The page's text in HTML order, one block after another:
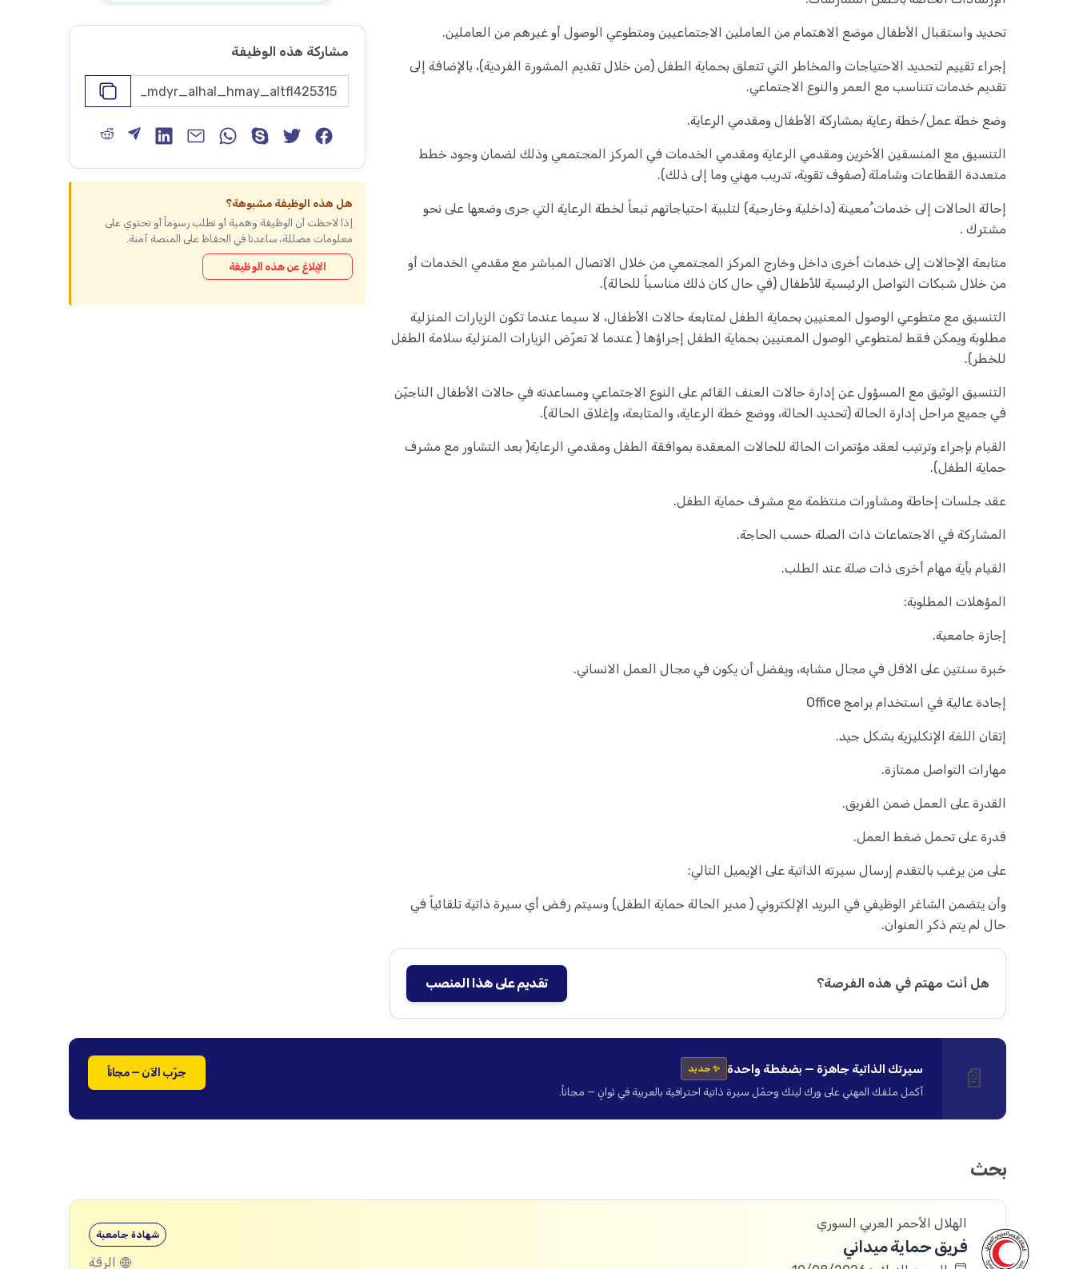
تحديد واستقبال الأطفال موضع الاهتمام من العاملين الاجتماعيين ومتطوعي الوصول أو غيرهم من العاملين.
إجراء تقييم لتحديد الاحتياجات والمخاطر التي تتعلق بحماية الطفل (من خلال تقديم المشورة الفردية)، بالإضافة إلى
تقديم خدمات تتناسب مع العمر والنوع الاجتماعي.
وضع خطة عمل/خطة رعاية بمشاركة الأطفال ومقدمي الرعاية.
التنسيق مع المنسقين الأخرين ومقدمي الرعاية ومقدمي الخدمات في المركز المجتمعي وذلك لضمان وجود خطط
متعددة القطاعات وشاملة (صفوف تقوية، تدريب مهني وما إلى ذلك).
إحالة الحالات إلى خدمات ُمعينة (داخلية وخارجية) لتلبية احتياجاتهم تبعاً لخطة الرعاية التي جرى وضعها على نحو
مشترك .
متابعة الإحالات إلى خدمات أخرى داخل وخارج المركز المجتمعي من خلال الاتصال المباشر مع مقدمي الخدمات أو
من خلال شبكات التواصل الرئيسية للأطفال (في حال كان ذلك مناسباً للحالة).
التنسيق مع متطوعي الوصول المعنيين بحماية الطفل لمتابعة حالات الأطفال، لا سيما عندما تكون الزيارات المنزلية
مطلوبة ويمكن فقط لمتطوعي الوصول المعنيين بحماية الطفل إجراؤها ( عندما لا تعرّض الزيارات المنزلية سلامة الطفل
للخطر).
التنسيق الوثيق مع المسؤول عن إدارة حالات العنف القائم على النوع الاجتماعي ومساعدته في حالات الأطفال الناجيّن
في جميع مراحل إدارة الحالة (تحديد الحالة، ووضع خطة الرعاية، والمتابعة، وإغلاق الحالة).
القيام بإجراء وترتيب لعقد مؤتمرات الحالة للحالات المعقدة بموافقة الطفل ومقدمي الرعاية( بعد التشاور مع مشرف
حماية الطفل).
عقد جلسات إحاطة ومشاورات منتظمة مع مشرف حماية الطفل.
المشاركة في الاجتماعات ذات الصلة حسب الحاجة.
القيام بأية مهام أخرى ذات صلة عند الطلب.
المؤهلات المطلوبة:
إجازة جامعية.
خبرة سنتين على الاقل في مجال مشابه، ويفضل أن يكون في مجال العمل الانساني.
إجادة عالية في استخدام برامج Office
إتقان اللغة الإنكليزية بشكل جيد.
مهارات التواصل ممتازة.
القدرة على العمل ضمن الفريق.
قدرة على تحمل ضغط العمل.
على من يرغب بالتقدم إرسال سيرته الذاتية على الإيميل التالي:
وأن يتضمن الشاغر الوظيفي في البريد الإلكتروني ( مدير الحالة حماية الطفل) وسيتم رفض أي سيرة ذاتية تلقائياً في
حال لم يتم ذكر العنوان.
هل أنت مهتم في هذه الفرصة؟ تقديم على هذا المنصب
مشاركة هذه الوظيفة
هل هذه الوظيفة مشبوهة؟
إذا لاحظت أن الوظيفة وهمية أو تطلب رسوماً أو تحتوي على
معلومات مضللة، ساعدنا في الحفاظ على المنصة آمنة.
الإبلاغ عن هذه الوظيفة
📄 سيرتك الذاتية جاهزة — بضغطة واحدة ✨ جديد
أكمل ملفك المهني على ورك لينك وحمّل سيرة ذاتية احترافية بالعربية في ثوانٍ — مجاناً.
جرّب الآن — مجاناً
بحث
الهلال الأحمر العربي السوري
فريق حماية ميداني
شهادة جامعية
الرقة